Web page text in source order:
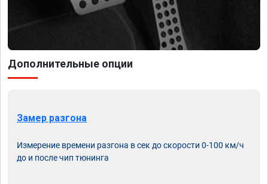
Дополнительные опции
Замер разгона
Измерение времени разгона в сек до скорости 0-100 км/ч
до и после чип тюнинга